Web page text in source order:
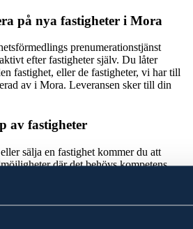
på nya fastigheter i Mora
prenumerationstjänst
efter fastigheter själv. Du låter
fastighet, eller de fastigheter, vi har till
av i Mora. Leveransen sker till din
av fastigheter
sälja en fastighet kommer du att
där det behövs kompetens
vad som innefattar vår tjänst
kan dra nytta av, när du skall köpa